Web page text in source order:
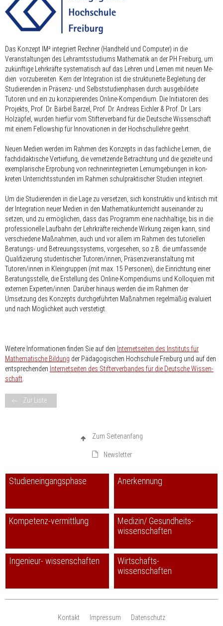
Das Konzept IM² integriert Rechner (Handheld und Computer) in die
Veranstaltungen des Lehr­amts­stu­di­ums Ma­the­­matik an der PH Freiburg, um
zukünftige Lehrkräfte sys­te­matisch auf das Lehren und Lernen mit neuen Me­
dien vorzubereiten. Kern der Integration ist die strukturierte Begleitung der
Studierenden in Präsenz- und Selbststudien­pha­sen durch ausgebildete
Tutoren und ein zu konzipierendes Online-Kom­pen­dium. Die In­i­ti­atoren des
Projekts, Prof. Dr. Bärbel Barzel, Prof. Dr. Andreas Eichler & Prof. Dr. Lars
Holzäpfel, wurden hierfür vom Stifterverband für die Deutsche Wissenschaft
mit einem Fellowship für Innovationen in der Hochschullehre geehrt.
Neuen Medien werden im Rahmen des Konzepts in das fachliche Lernen, die
fachdidaktische Vertiefung, die ver­net­zende Betrachtung und die gezielte und
exemplarische Erprobung von rechnerintegrierten Lern­um­ge­bungen in kon­
kreten Unterrichtsstunden im Rahmen schulpraktischer Studien integriert.
Um die Studierenden in die Lage zu versetzen, sich konstruktiv und kritisch mit
der Integration neuer Medien in den Mathematikunterricht auseinander zu
setzen, und zu ermöglichen, dass das Programm eine nachhaltige, bis in die
professionelle Laufbahn der Lehrkräfte reichende Wirkung zeigen kann, sind
verschiedene Maßnahmen, auch und vor allem im Rahmen des tutoriellen
Beratungs- und Betreuungssystems, vorgesehen, so z.B. die umfassende
Qualifizierung studentischer Tutoren/innen, Präsenzveranstaltung mit
Tutoren/innen in Kleingruppen (mit max. 15 Personen), die Einrichtung einer
Beratungsstelle, die Erstellung des Online-Kompendiums und Kolloquien mit
externen Experten/innen. Darüber hinaus werden die im Rahmen der
Umsetzung des Konzepts durchgeführten Maßnahmen regelmäßig evaluiert
und nach Möglichkeit auch verstetigt.
Weitere Informationen finden Sie auf den Internetseiten des Instituts für
Mathematische Bildung der Pä­da­go­gi­schen Hochschule Freiburg und auf den
entsprechenden Internetseiten des Stifterverbandes für die Deutsche Wis­sen­
schaft
Zur Liste
Zum Seitenanfang
Newsletter
Studieneingangsphase Anerkennung
Kompetenz-vermittlung
Medizin/ Gesundheits-
wissenschaften
Ingenieur- wissenschaften
Wirtschafts-
wissenschaften
Kontakt Impressum Datenschutz